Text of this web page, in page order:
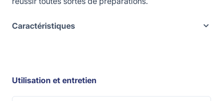
Caractéristiques
Utilisation et entretien